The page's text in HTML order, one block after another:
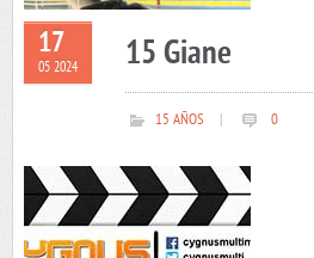
17
05 2024 15 Giane
15 AÑOS 0